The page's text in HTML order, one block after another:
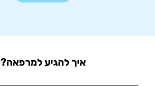
איך להגיע למרפאה?